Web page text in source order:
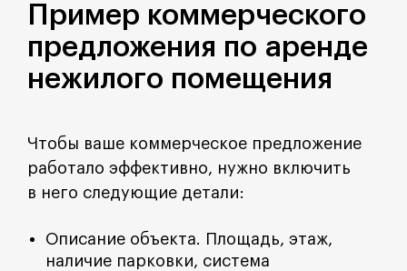
Пример коммерческого
предложения по аренде
нежилого помещения
Чтобы ваше коммерческое предложение
работало эффективно, нужно включить
в него следующие детали:
Описание объекта. Площадь, этаж,
наличие парковки, система